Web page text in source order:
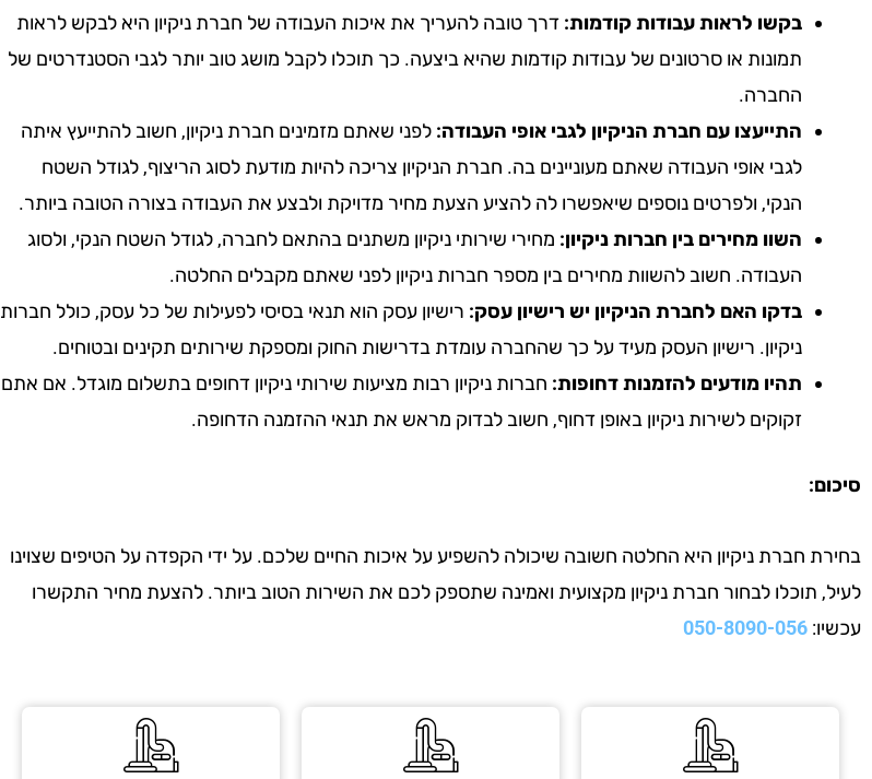
בקשו לראות עבודות קודמות: דרך טובה להעריך את איכות העבודה של חברת ניקיון היא לבקש לראות
תמונות או סרטונים של עבודות קודמות שהיא ביצעה. כך תוכלו לקבל מושג טוב יותר לגבי הסטנדרטים של
החברה.
התייעצו עם חברת הניקיון לגבי אופי העבודה: לפני שאתם מזמינים חברת ניקיון, חשוב להתייעץ איתה
לגבי אופי העבודה שאתם מעוניינים בה. חברת הניקיון צריכה להיות מודעת לסוג הריצוף, לגודל השטח
הנקי, ולפרטים נוספים שיאפשרו לה להציע הצעת מחיר מדויקת ולבצע את העבודה בצורה הטובה ביותר.
השוו מחירים בין חברות ניקיון: מחירי שירותי ניקיון משתנים בהתאם לחברה, לגודל השטח הנקי, ולסוג
העבודה. חשוב להשוות מחירים בין מספר חברות ניקיון לפני שאתם מקבלים החלטה.
בדקו האם לחברת הניקיון יש רישיון עסק: רישיון עסק הוא תנאי בסיסי לפעילות של כל עסק, כולל חברות
ניקיון. רישיון העסק מעיד על כך שהחברה עומדת בדרישות החוק ומספקת שירותים תקינים ובטוחים.
תהיו מודעים להזמנות דחופות: חברות ניקיון רבות מציעות שירותי ניקיון דחופים בתשלום מוגדל. אם אתם
זקוקים לשירות ניקיון באופן דחוף, חשוב לבדוק מראש את תנאי ההזמנה הדחופה.
סיכום:
בחירת חברת ניקיון היא החלטה חשובה שיכולה להשפיע על איכות החיים שלכם. על ידי הקפדה על הטיפים שצוינו
לעיל, תוכלו לבחור חברת ניקיון מקצועית ואמינה שתספק לכם את השירות הטוב ביותר. להצעת מחיר התקשרו
עכשיו: